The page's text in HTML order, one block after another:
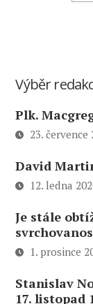
Výběr
Plk.
23. července
David
12. ledna
Je stále
1. prosince
Stanislav
17. listopad